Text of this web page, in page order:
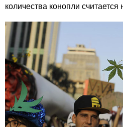
количества конопли